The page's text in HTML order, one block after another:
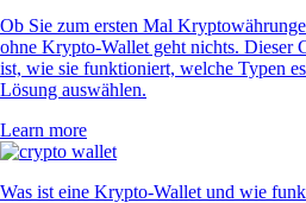
Ob Sie zum ersten Mal
ohne Krypto-Wallet geht nichts. Dieser
ist, wie sie funktioniert, welche Typen
Lösung auswählen.
Learn more
Was ist eine Krypto-Wallet und wie